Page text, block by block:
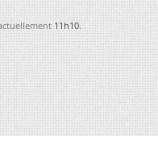
11h10.